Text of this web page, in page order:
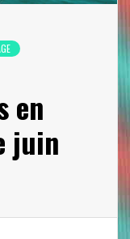
en
juin